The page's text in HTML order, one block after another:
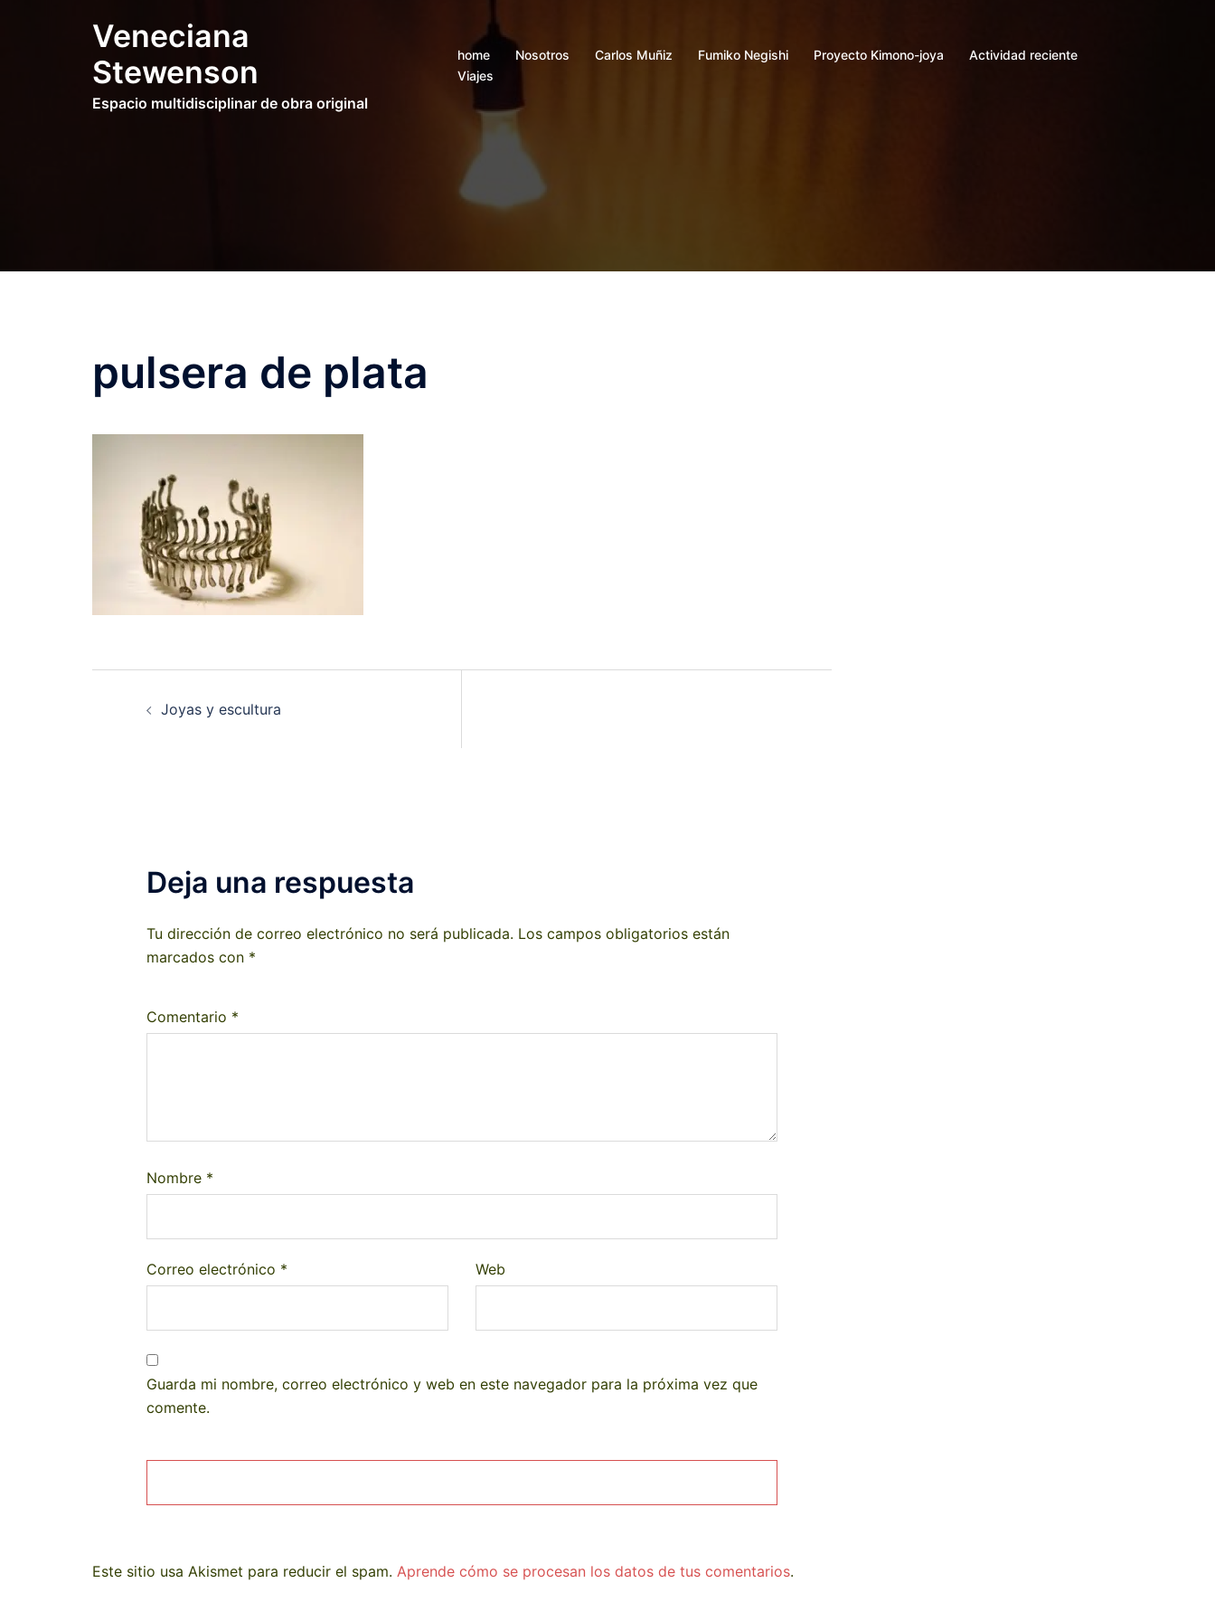
Veneciana
Stewenson
Espacio multidisciplinar de obra original
home Nosotros Carlos Muñiz Fumiko Negishi Proyecto Kimono-joya
Actividad reciente
Viajes
pulsera de plata
Joyas y escultura
Deja una respuesta
Tu dirección de correo electrónico no será publicada. Los campos obligatorios están
marcados con *
Comentario *
Nombre *
Correo electrónico * Web
Guarda mi nombre, correo electrónico y web en este navegador para la próxima vez que
comente.
Este sitio usa Akismet para reducir el spam. Aprende cómo se procesan los datos de tus comentarios.